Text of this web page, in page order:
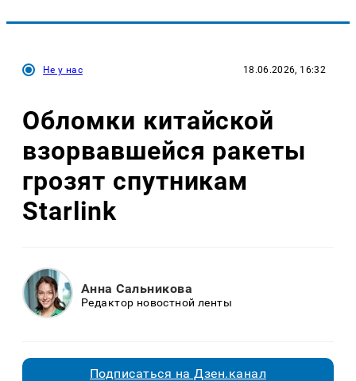
Не у нас 18.06.2026, 16:32
Обломки китайской
взорвавшейся ракеты
грозят спутникам
Starlink
Анна Сальникова
Редактор новостной ленты
Подписаться на Дзен.канал